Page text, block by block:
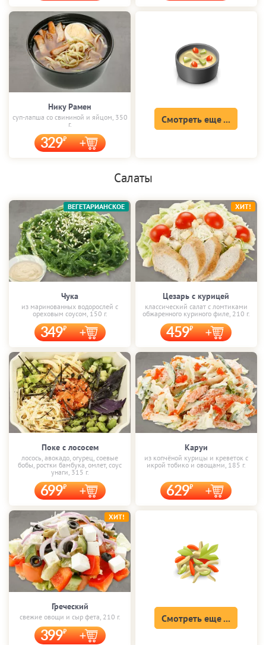
Нику Рамен
суп-лапша со свининой и яйцом, 350
г.
329
Смотреть еще ...
Салаты
Чука
из маринованных водорослей с
ореховым соусом, 150 г.
349
ВЕГЕТАРИАНСКОЕ
Цезарь с курицей
классический салат с ломтиками
обжаренного куриного филе, 210 г.
459
ХИТ!
Поке с лососем
лосось, авокадо, огурец, соевые
бобы, ростки бамбука, омлет, соус
унаги, 315 г.
699
Каруи
из копчёной курицы и креветок с
икрой тобико и овощами, 185 г.
629
Греческий
свежие овощи и сыр фета, 210 г.
399
ХИТ!
Смотреть еще ...